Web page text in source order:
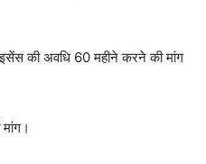
की अवधि 60 महीने करने की मांग